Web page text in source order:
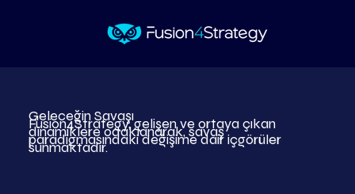
Geleceğin Savaşı
Fusion4Strategy, gelişen ve ortaya çıkan
dinamiklere odaklanarak, savaş
paradigmasındaki değişime dair içgörüler
sunmaktadır.